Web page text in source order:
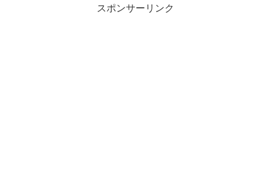
スポンサーリンク